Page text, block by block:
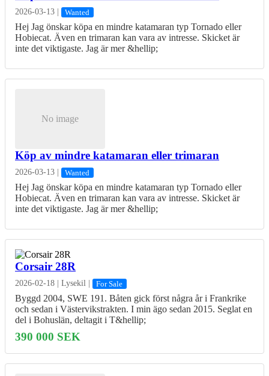
2026-03-13 | Wanted
Hej Jag önskar köpa en mindre katamaran typ Tornado eller
Hobiecat. Även en trimaran kan vara av intresse. Skicket är
inte det viktigaste. Jag är mer &hellip;
No image
Köp av mindre katamaran eller trimaran
2026-03-13 | Wanted
Hej Jag önskar köpa en mindre katamaran typ Tornado eller
Hobiecat. Även en trimaran kan vara av intresse. Skicket är
inte det viktigaste. Jag är mer &hellip;
Corsair 28R
2026-02-18 | Lysekil | For Sale
Byggd 2004, SWE 191. Båten gick först några år i Frankrike
och sedan i Västervikstrakten. I min ägo sedan 2015. Seglat en
del i Bohuslän, deltagit i T&hellip;
390 000 SEK